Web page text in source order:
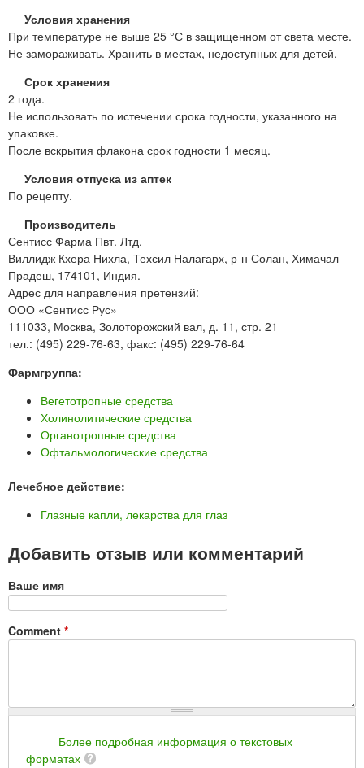
Условия хранения
При температуре не выше 25 °С в защищенном от света месте.
Не замораживать. Хранить в местах, недоступных для детей.
Срок хранения
2 года.
Не использовать по истечении срока годности, указанного на
упаковке.
После вскрытия флакона срок годности 1 месяц.
Условия отпуска из аптек
По рецепту.
Производитель
Сентисс Фарма Пвт. Лтд.
Виллидж Кхера Нихла, Техсил Налагарх, р-н Солан, Химачал
Прадеш, 174101, Индия.
Адрес для направления претензий:
ООО «Сентисс Рус»
111033, Москва, Золоторожский вал, д. 11, стр. 21
тел.: (495) 229-76-63, факс: (495) 229-76-64
Фармгруппа:
Вегетотропные средства
Холинолитические средства
Органотропные средства
Офтальмологические средства
Лечебное действие:
Глазные капли, лекарства для глаз
Добавить отзыв или комментарий
Ваше имя
Comment *
Более подробная информация о текстовых
форматах